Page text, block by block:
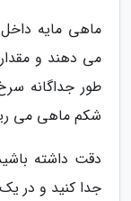
ماهی مایه
می دهند و
طور جداگانه
شکم ماهی می
دقت داشته
جدا کنید و در